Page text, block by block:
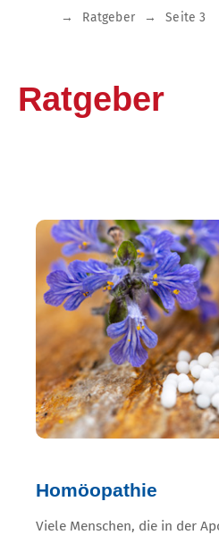
→ Ratgeber → Seite 3
Ratgeber
Homöopathie
Viele Menschen, die in der